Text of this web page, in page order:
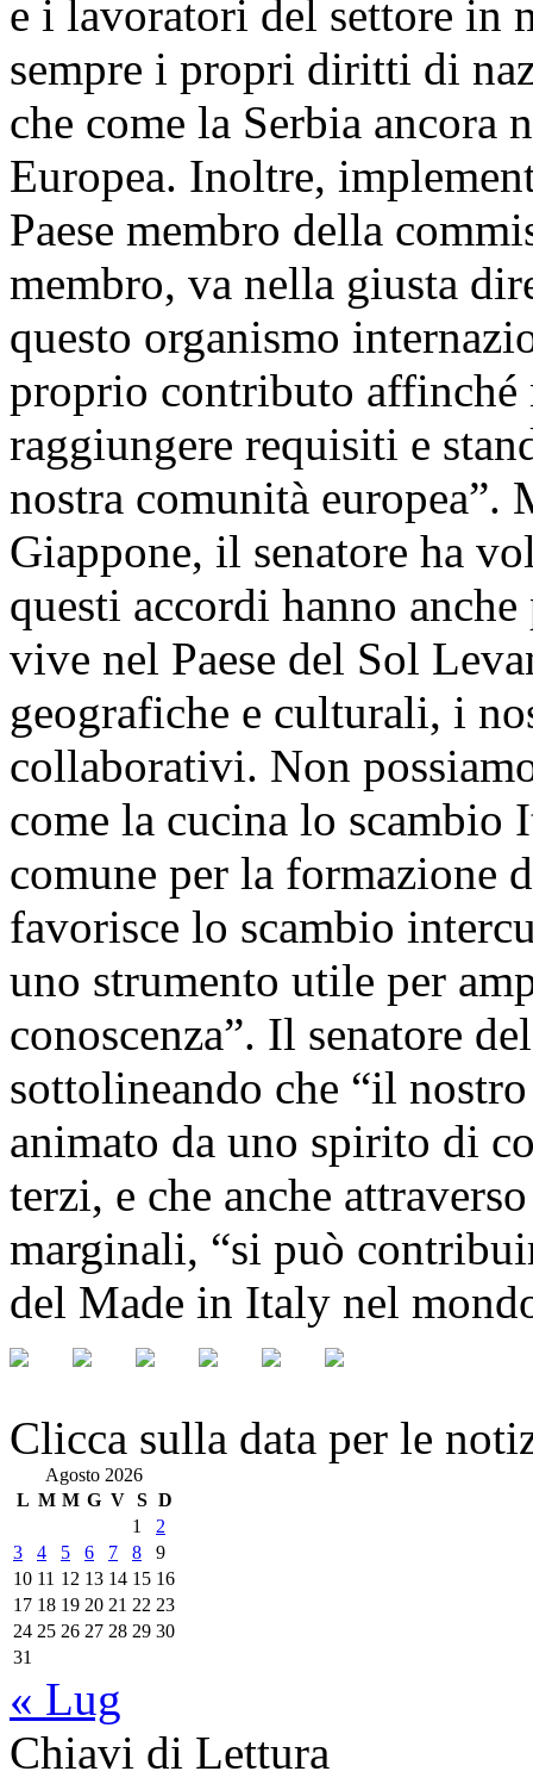
e i lavoratori del settore in
sempre i propri diritti di
che come la Serbia ancora
Europea. Inoltre,
Paese membro della
membro, va nella giusta
questo organismo
proprio contributo affinché
raggiungere requisiti e
nostra comunità
Giappone, il senatore ha
questi accordi hanno
vive nel Paese del Sol
geografiche e culturali, i
collaborativi. Non
come la cucina lo scambio
comune per la formazione
favorisce lo scambio
uno strumento utile per
conoscenza”. Il senatore
sottolineando che “il nostro
animato da uno spirito di
terzi, e che anche
marginali, “si può
del Made in Italy nel
Clicca sulla data per le
Agosto 2026
L M M G V S D
1
2
3
4 5 6 7 8
9
10 11 12 13 14 15 16
17 18 19 20 21 22 23
24 25 26 27 28 29 30
31
« Lug
Chiavi di Lettura